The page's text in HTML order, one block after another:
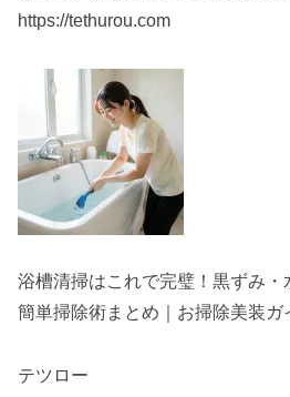
https://tethurou.com
浴槽清掃はこれで完璧！黒ずみ
簡単掃除術まとめ｜お掃除美装ガ
テツロー